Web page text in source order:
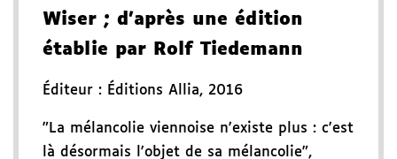
Wiser ; d'après une édition
établie par Rolf Tiedemann
Éditeur : Éditions Allia, 2016
"La mélancolie viennoise n'existe plus : c'est
là désormais l'objet de sa mélancolie",